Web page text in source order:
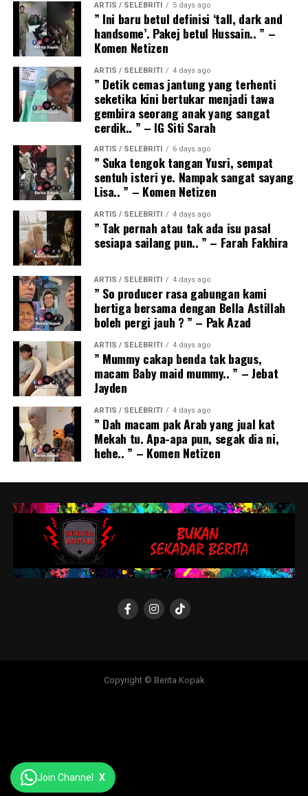
ARTIS / SELEBRITI 5 days ago
” Ini baru betul definisi ‘tall, dark and
handsome’. Pakej betul Hussain.. ” –
Komen Netizen
ARTIS / SELEBRITI 4 days ago
” Detik cemas jantung yang terhenti
seketika kini bertukar menjadi tawa
gembira seorang anak yang sangat
cerdik.. ” – IG Siti Sarah
ARTIS / SELEBRITI 6 days ago
” Suka tengok tangan Yusri, sempat
sentuh isteri ye. Nampak sangat sayang
Lisa.. ” – Komen Netizen
ARTIS / SELEBRITI 4 days ago
” Tak pernah atau tak ada isu pasal
sesiapa sailang pun.. ” – Farah Fakhira
ARTIS / SELEBRITI 4 days ago
” So producer rasa gabungan kami
bertiga bersama dengan Bella Astillah
boleh pergi jauh ? ” – Pak Azad
ARTIS / SELEBRITI 4 days ago
” Mummy cakap benda tak bagus,
macam Baby maid mummy.. ” – Jebat
Jayden
ARTIS / SELEBRITI 4 days ago
” Dah macam pak Arab yang jual kat
Mekah tu. Apa-apa pun, segak dia ni,
hehe.. ” – Komen Netizen
Copyright © Berita Kopak
Join Channel X